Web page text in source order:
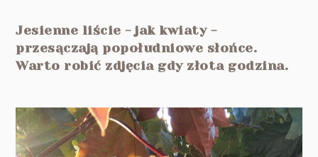
Jesienne liście - jak kwiaty -
przesączają popołudniowe słońce.
Warto robić zdjęcia gdy złota godzina.